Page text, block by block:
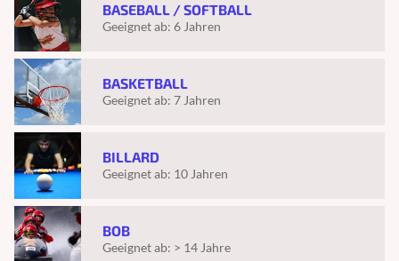
BASEBALL / SOFTBALL
Geeignet ab: 6 Jahren
BASKETBALL
Geeignet ab: 7 Jahren
BILLARD
Geeignet ab: 10 Jahren
BOB
Geeignet ab: > 14 Jahre